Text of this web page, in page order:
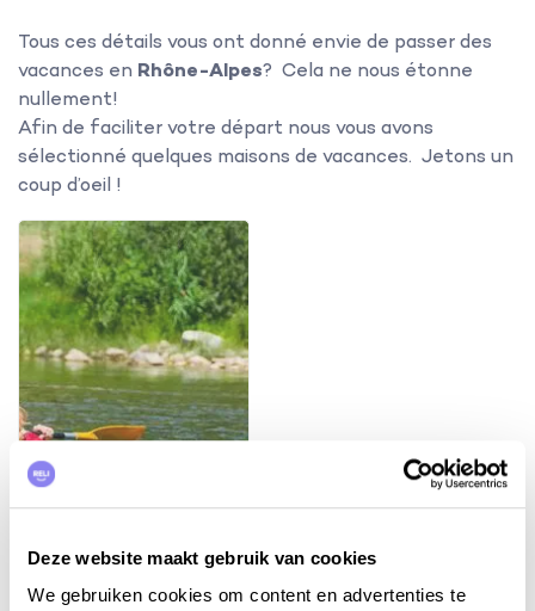
Deze website maakt gebruik van cookies
We gebruiken cookies om content en advertenties te
Tous ces détails vous ont donné envie de passer des
vacances en Rhône-Alpes? Cela ne nous étonne
nullement!
Afin de faciliter votre départ nous vous avons
sélectionné quelques maisons de vacances. Jetons un
coup d’oeil !